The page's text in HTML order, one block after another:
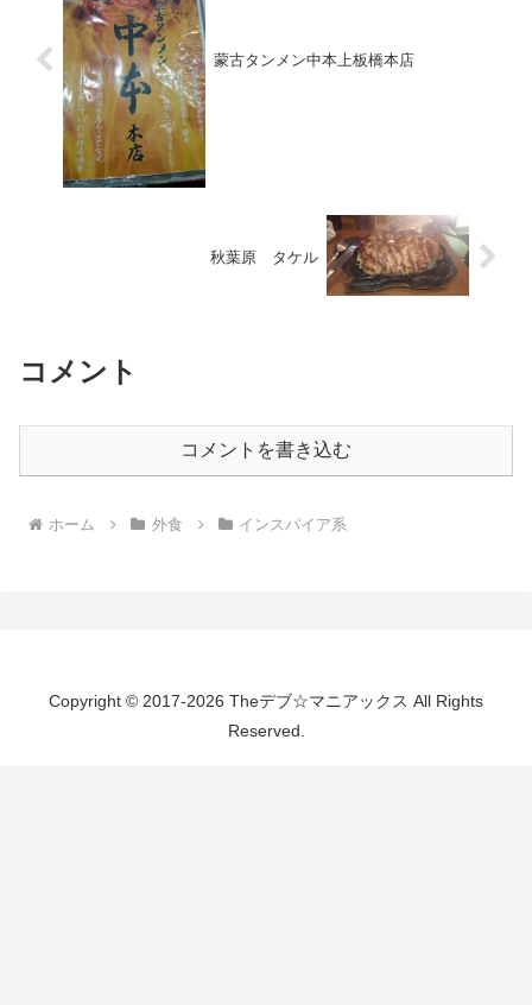
蒙古タンメン中本上板橋本店
秋葉原 タケル
コメント
コメントを書き込む
ホーム 外食 インスパイア系
Copyright © 2017-2026 Theデブ☆マニアックス All Rights
Reserved.